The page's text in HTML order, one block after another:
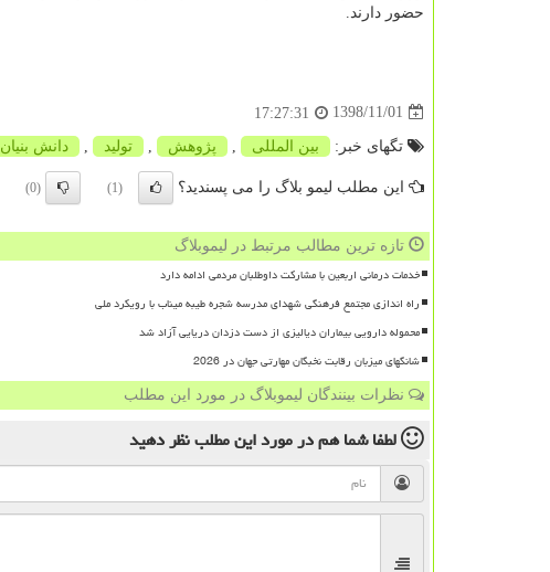
حضور دارند.
1398/11/01
17:27:31
تگهای خبر: بین المللی پژوهش تولید دانش بنیان
این مطلب لیمو بلاگ را می پسندید؟ (1)
(0)
تازه ترین مطالب مرتبط در لیموبلاگ
خدمات درمانی اربعین با مشارکت داوطلبان مردمی ادامه دارد
راه اندازی مجتمع فرهنگی شهدای مدرسه شجره طیبه میناب با رویکرد ملی
محموله دارویی بیماران دیالیزی از دست دزدان دریایی آزاد شد
شانگهای میزبان رقابت نخبگان مهارتی جهان در 2026
نظرات بینندگان لیموبلاگ در مورد این مطلب
لطفا شما همدر مورد این مطلبنظر دهید